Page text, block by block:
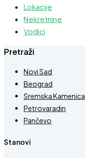
Lokacije
Nekretnine
Vodici
Pretraži
Novi Sad
Beograd
Sremska Kamenica
Petrovaradin
Pančevo
Stanovi